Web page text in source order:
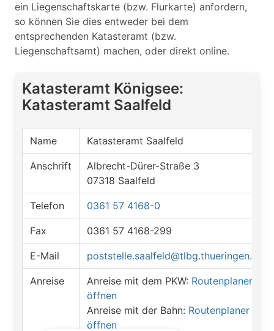
ein Liegenschaftskarte (bzw. Flurkarte) anfordern,
so können Sie dies entweder bei dem
entsprechenden Katasteramt (bzw.
Liegenschaftsamt) machen, oder direkt online.
Katasteramt Königsee:
Katasteramt Saalfeld
Name Katasteramt Saalfeld
Anschrift
Albrecht-Dürer-Straße 3
07318 Saalfeld
Telefon 0361 57 4168-0
Fax 0361 57 4168-299
E-Mail poststelle.saalfeld@tlbg.thueringen.de
Anreise Anreise mit dem PKW: Routenplaner
öffnen
Anreise mit der Bahn: Routenplaner
öffnen